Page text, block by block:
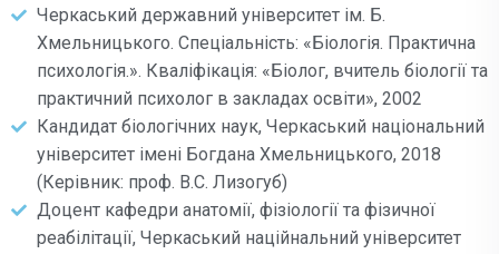
Черкаський державний університет ім. Б.
Хмельницького. Спеціальність: «Біологія. Практична
психологія.». Кваліфікація: «Біолог, вчитель біології та
практичний психолог в закладах освіти», 2002
Кандидат біологічних наук, Черкаський національний
університет імені Богдана Хмельницького, 2018
(Керівник: проф. В.С. Лизогуб)
Доцент кафедри анатомії, фізіології та фізичної
реабілітації, Черкаський наційнальний університет